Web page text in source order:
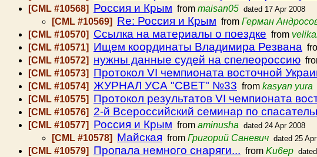
[CML #10568] Россия и Крым from maisan05 dated 17 Apr 2008
[CML #10569] Re: Россия и Крым from Герман
[CML #10570] Ссылка на материалы о поездке from
[CML #10571] Ищем координаты Владимира Резвана
[CML #10572] нужны данные судей на спелеороссию
[CML #10573] Протокол VI чемпионата восточной
[CML #10574] ЖУРНАЛ УСА "СВЕТ" №33 from kasyan yura
[CML #10575] Протокол результатов VI чемпионата
[CML #10576] 2-й Всероссийский семинар по
[CML #10577] Россия и Крым from aminusha dated 24 Apr 2008
[CML #10578] Майская from Григорий Саневич dated 25
[CML #10579] Пропала немного снаряги... from Ku6ep